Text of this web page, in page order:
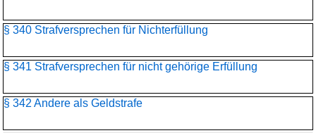
§ 340 Strafversprechen für Nichterfüllung
§ 341 Strafversprechen für nicht gehörige Erfüllung
§ 342 Andere als Geldstrafe